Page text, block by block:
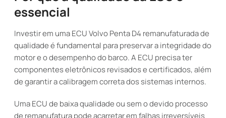
essencial
Investir em uma ECU Volvo Penta D4 remanufaturada de
qualidade é fundamental para preservar a integridade do
motor e o desempenho do barco. A ECU precisa ter
componentes eletrônicos revisados e certificados, além
de garantir a calibragem correta dos sistemas internos.
Uma ECU de baixa qualidade ou sem o devido processo
de remanufatura pode acarretar em falhas irreversíveis